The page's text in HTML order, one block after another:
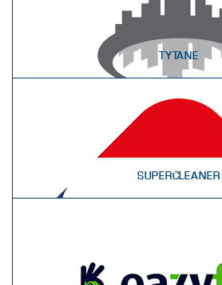
TYTANE
SUPERCLEANER